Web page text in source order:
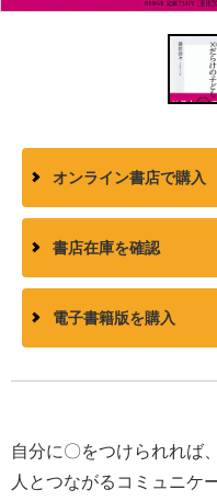
オンライン書店で購入
書店在庫を確認
電子書籍版を購入
自分に〇をつけられれば
人とつながるコミュニケ